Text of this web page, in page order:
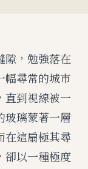
隙，勉強落在
幅尋常的城市
直到視線被一
玻璃蒙著一層
在這扇極其尋
卻以一種極度